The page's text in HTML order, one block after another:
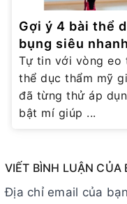
Gợi ý 4 bài thể
bụng siêu
Tự tin với vòng eo
thể dục thẩm mỹ
đã từng thử áp
bật mí giúp ...
VIẾT BÌNH LUẬN CỦA
Địa chỉ email của